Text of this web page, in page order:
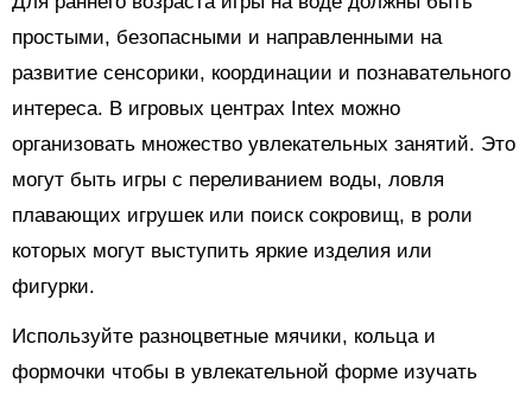
простыми, безопасными и направленными на
развитие сенсорики, координации и познавательного
интереса. В игровых центрах Intex можно
организовать множество увлекательных занятий. Это
могут быть игры с переливанием воды, ловля
плавающих игрушек или поиск сокровищ, в роли
которых могут выступить яркие изделия или
фигурки.
Используйте разноцветные мячики, кольца и
формочки чтобы в увлекательной форме изучать